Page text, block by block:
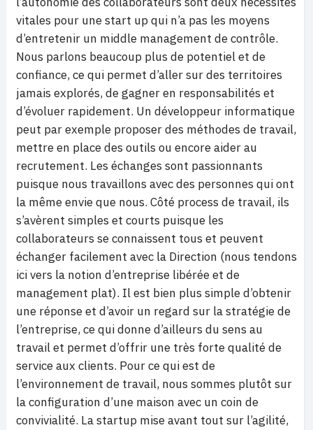
vitales pour une start up qui n’a pas les moyens
d’entretenir un middle management de contrôle.
Nous parlons beaucoup plus de potentiel et de
confiance, ce qui permet d’aller sur des territoires
jamais explorés, de gagner en responsabilités et
d’évoluer rapidement. Un développeur informatique
peut par exemple proposer des méthodes de travail,
mettre en place des outils ou encore aider au
recrutement. Les échanges sont passionnants
puisque nous travaillons avec des personnes qui ont
la même envie que nous. Côté process de travail, ils
s’avèrent simples et courts puisque les
collaborateurs se connaissent tous et peuvent
échanger facilement avec la Direction (nous tendons
ici vers la notion d’entreprise libérée et de
management plat). Il est bien plus simple d’obtenir
une réponse et d’avoir un regard sur la stratégie de
l’entreprise, ce qui donne d’ailleurs du sens au
travail et permet d’offrir une très forte qualité de
service aux clients. Pour ce qui est de
l’environnement de travail, nous sommes plutôt sur
la configuration d’une maison avec un coin de
convivialité. La startup mise avant tout sur l’agilité,